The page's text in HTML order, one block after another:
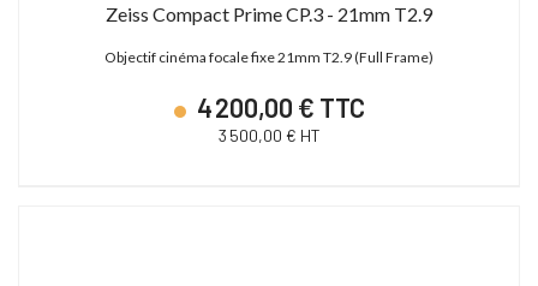
Zeiss Compact Prime CP.3 - 21mm T2.9
Objectif cinéma focale fixe 21mm T2.9 (Full Frame)
4 200,00 € TTC
3 500,00 € HT